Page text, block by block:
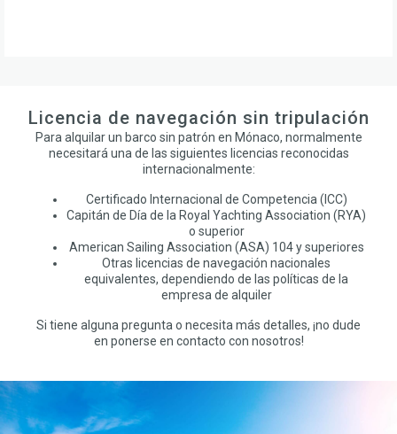
Licencia de navegación sin tripulación
Para alquilar un barco sin patrón en Mónaco, normalmente
necesitará una de las siguientes licencias reconocidas
internacionalmente:
Certificado Internacional de Competencia (ICC)
Capitán de Día de la Royal Yachting Association (RYA)
o superior
American Sailing Association (ASA) 104 y superiores
Otras licencias de navegación nacionales
equivalentes, dependiendo de las políticas de la
empresa de alquiler
Si tiene alguna pregunta o necesita más detalles, ¡no dude
en ponerse en contacto con nosotros!